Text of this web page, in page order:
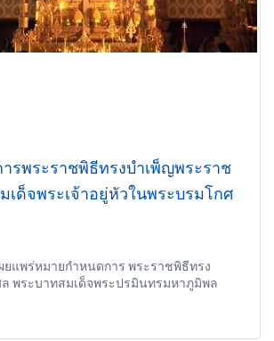
รพระราชพิธีทรงบำเพ็ญพระราช
เด็จพระเจ้าอยู่หัวในพระบรมโกศ
ยแพร่หมายกำหนดการ พระราชพิธีทรง
พระบาทสมเด็จพระปรมินทรมหาภูมิพล
ณ พระที่นั่งดุสิตมหาปราสาท ประจำวัน